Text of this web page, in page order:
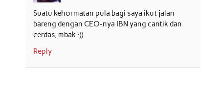
Suatu kehormatan pula bagi saya ikut jalan
bareng dengan CEO-nya IBN yang cantik dan
cerdas, mbak :))
Reply